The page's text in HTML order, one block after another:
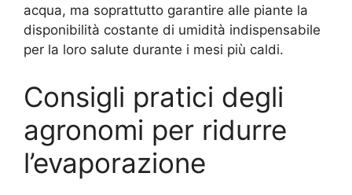
acqua, ma soprattutto garantire alle piante la
disponibilità costante di umidità indispensabile
per la loro salute durante i mesi più caldi.
Consigli pratici degli
agronomi per ridurre
l’evaporazione